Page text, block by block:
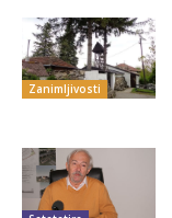
Zanimljivosti